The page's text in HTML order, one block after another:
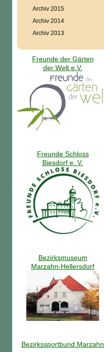
Archiv 2015
Archiv 2014
Archiv 2013
Freunde der Gärten
der Welt e.V.
Freunde Schloss
Biesdorf e. V.
Bezirksmuseum
Marzahn-Hellersdorf
Bezirkssportbund Marzahn